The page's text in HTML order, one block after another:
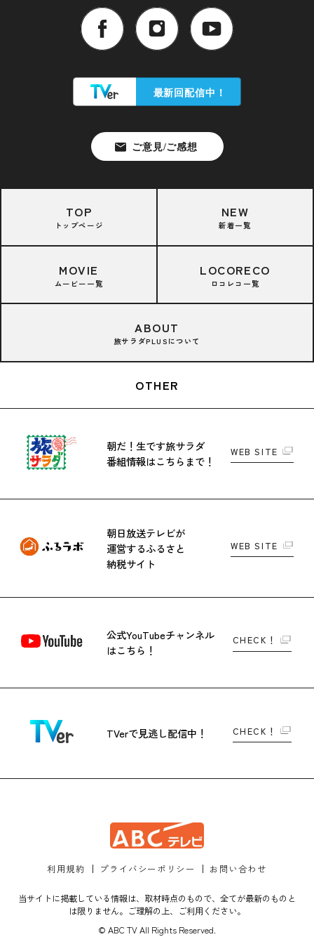
TOP
トップページ
NEW
新着一覧
MOVIE
ムービー一覧
LOCORECO
ロコレコ一覧
ABOUT
旅サラダPLUSについて
OTHER
朝だ！生です旅サラダ
番組情報はこちらまで！
WEB SITE
朝日放送テレビが
運営するふるさと
納税サイト
WEB SITE
公式YouTubeチャンネル
はこちら！
CHECK！
TVerで見逃し配信中！ CHECK！
利用規約 プライバシーポリシー お問い合わせ
当サイトに掲載している情報は、取材時点のもので、全てが最新のものと
は限りません。ご理解の上、ご利用ください。
© ABC TV All Rights Reserved.